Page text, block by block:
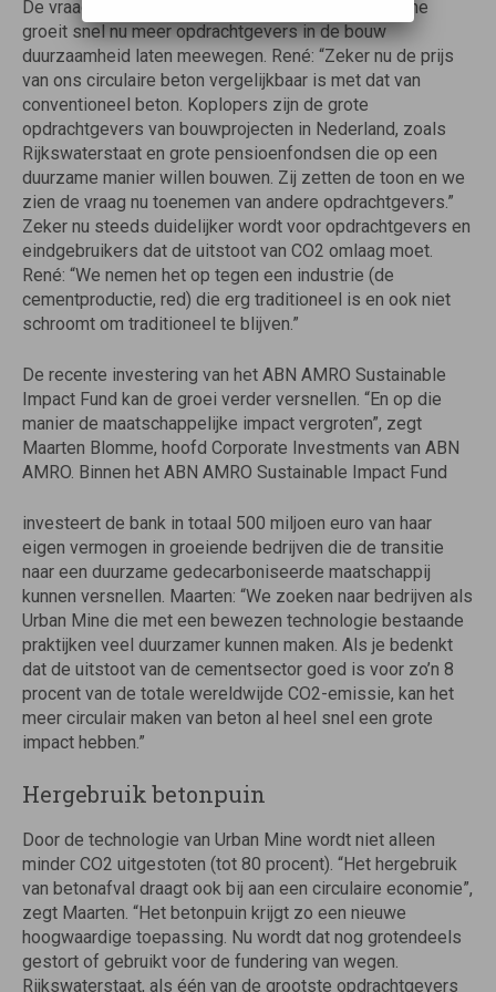
De vraag naar het gerecyclede beton van Urban Mine
groeit snel nu meer opdrachtgevers in de bouw
duurzaamheid laten meewegen. René: “Zeker nu de prijs
van ons circulaire beton vergelijkbaar is met dat van
conventioneel beton. Koplopers zijn de grote
opdrachtgevers van bouwprojecten in Nederland, zoals
Rijkswaterstaat en grote pensioenfondsen die op een
duurzame manier willen bouwen. Zij zetten de toon en we
zien de vraag nu toenemen van andere opdrachtgevers.”
Zeker nu steeds duidelijker wordt voor opdrachtgevers en
eindgebruikers dat de uitstoot van CO2 omlaag moet.
René: “We nemen het op tegen een industrie (de
cementproductie, red) die erg traditioneel is en ook niet
schroomt om traditioneel te blijven.”
De recente investering van het ABN AMRO Sustainable
Impact Fund kan de groei verder versnellen. “En op die
manier de maatschappelijke impact vergroten”, zegt
Maarten Blomme, hoofd Corporate Investments van ABN
AMRO. Binnen het ABN AMRO Sustainable Impact Fund
investeert de bank in totaal 500 miljoen euro van haar
eigen vermogen in groeiende bedrijven die de transitie
naar een duurzame gedecarboniseerde maatschappij
kunnen versnellen. Maarten: “We zoeken naar bedrijven als
Urban Mine die met een bewezen technologie bestaande
praktijken veel duurzamer kunnen maken. Als je bedenkt
dat de uitstoot van de cementsector goed is voor zo’n 8
procent van de totale wereldwijde CO2-emissie, kan het
meer circulair maken van beton al heel snel een grote
impact hebben.”
Hergebruik betonpuin
Door de technologie van Urban Mine wordt niet alleen
minder CO2 uitgestoten (tot 80 procent). “Het hergebruik
van betonafval draagt ook bij aan een circulaire economie”,
zegt Maarten. “Het betonpuin krijgt zo een nieuwe
hoogwaardige toepassing. Nu wordt dat nog grotendeels
gestort of gebruikt voor de fundering van wegen.
Rijkswaterstaat, als één van de grootste opdrachtgevers